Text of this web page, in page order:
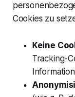
Cookies zu
Keine
Tracking-